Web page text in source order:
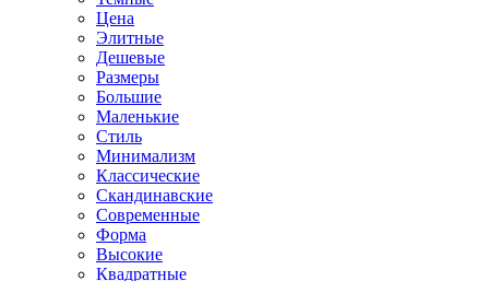
Цена
Элитные
Дешевые
Размеры
Большие
Маленькие
Стиль
Минимализм
Классические
Скандинавские
Современные
Форма
Высокие
Квадратные